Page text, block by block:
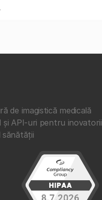
de imagistică medicală
și API-uri pentru inovatorii
sănătății